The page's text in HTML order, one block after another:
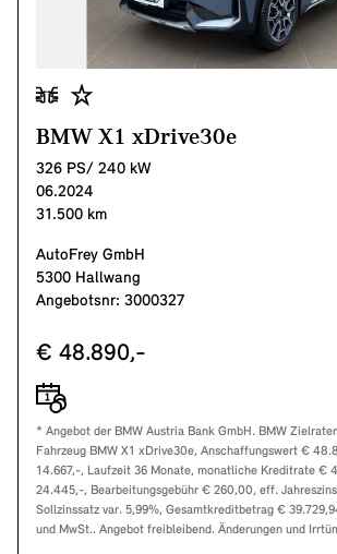
BMW X1 xDrive30e
326 PS/ 240 kW
06.2024
31.500 km
AutoFrey GmbH
5300 Hallwang
Angebotsnr: 3000327
€ 48.890,-
* Angebot der BMW Austria Bank GmbH. BMW
Fahrzeug BMW X1 xDrive30e, Anschaffungswert €
14.667,-, Laufzeit 36 Monate, monatliche Kreditrate €
24.445,-, Bearbeitungsgebühr € 260,00, eff.
Sollzinssatz var. 5,99%, Gesamtkreditbetrag €
und MwSt.. Angebot freibleibend. Änderungen und